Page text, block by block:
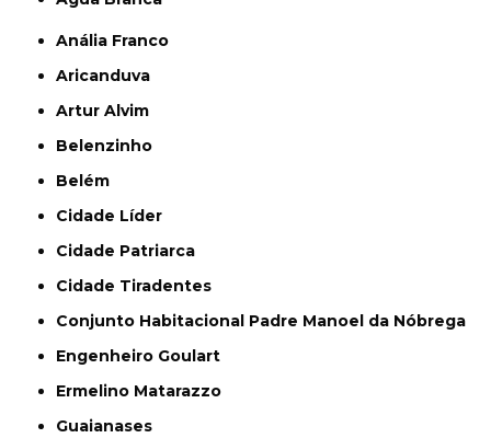
Anália Franco
Aricanduva
Artur Alvim
Belenzinho
Belém
Cidade Líder
Cidade Patriarca
Cidade Tiradentes
Conjunto Habitacional Padre Manoel da Nóbrega
Engenheiro Goulart
Ermelino Matarazzo
Guaianases